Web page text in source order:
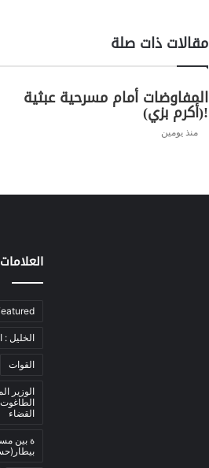
مقالات ذات صلة
المفاوضات أمام مسرحية عبثية
!(أكرم بزي)
منذ يومين
العلامات
الخليل :
القوات
الوزير
القضاء
ة بين